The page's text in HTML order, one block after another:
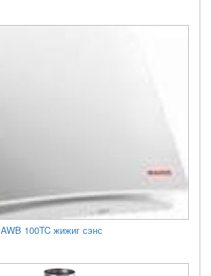
AWB 100TC жижиг сэнс